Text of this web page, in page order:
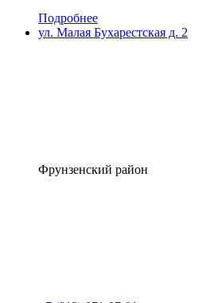
Подробнее
ул. Малая Бухарестская д. 2
Фрунзенский район